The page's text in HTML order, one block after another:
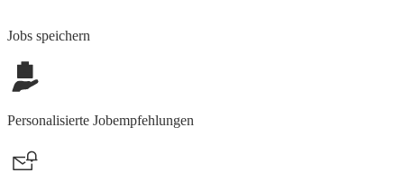
Jobs speichern
Personalisierte Jobempfehlungen